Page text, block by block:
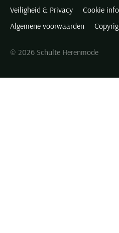
Veiligheid & Privacy Cookie
Algemene voorwaarden
© 2026 Schulte Herenmode